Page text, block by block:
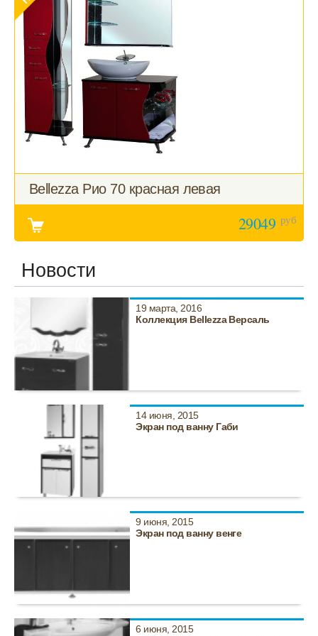
Bellezza Рио 70 красная левая
29049 руб
Новости
19 марта, 2016
Коллекция Bellezza Версаль
14 июня, 2015
Экран под ванну Габи
9 июня, 2015
Экран под ванну венге
6 июня, 2015